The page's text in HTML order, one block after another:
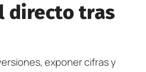
directo tras
exponer cifras y